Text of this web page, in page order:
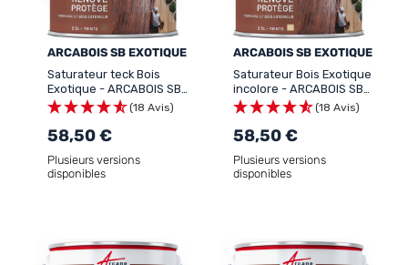
ARCABOIS SB EXOTIQUE
Saturateur teck Bois
Exotique - ARCABOIS SB
EXOTIQUE
(18 Avis)
58,50 €
Plusieurs versions
disponibles
ARCABOIS SB EXOTIQUE
Saturateur Bois Exotique
incolore - ARCABOIS SB
EXOTIQUE
(18 Avis)
58,50 €
Plusieurs versions
disponibles